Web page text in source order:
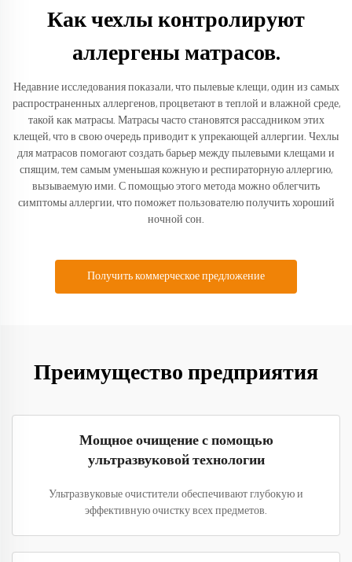
Как чехлы контролируют
аллергены матрасов.
Недавние исследования показали, что пылевые клещи, один из самых
распространенных аллергенов, процветают в теплой и влажной среде,
такой как матрасы. Матрасы часто становятся рассадником этих
клещей, что в свою очередь приводит к упрекающей аллергии. Чехлы
для матрасов помогают создать барьер между пылевыми клещами и
спящим, тем самым уменьшая кожную и респираторную аллергию,
вызываемую ими. С помощью этого метода можно облегчить
симптомы аллергии, что поможет пользователю получить хороший
ночной сон.
Получить коммерческое предложение
Преимущество предприятия
Мощное очищение с помощью
ультразвуковой технологии
Ультразвуковые очистители обеспечивают глубокую и
эффективную очистку всех предметов.